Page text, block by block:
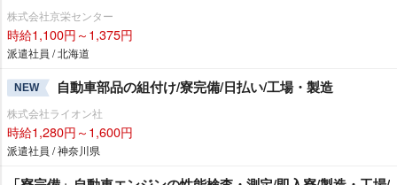
株式会社京栄センター
時給1,100円～1,375円
派遣社員 / 北海道
NEW 自動車部品の組付け/寮完備/日払い/工場・製造
株式会社ライオン社
時給1,280円～1,600円
派遣社員 / 神奈川県